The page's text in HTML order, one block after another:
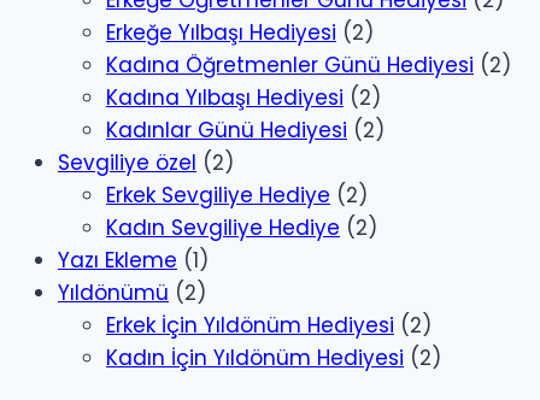
Erkeğe Yılbaşı Hediyesi (2)
Kadına Öğretmenler Günü Hediyesi (2)
Kadına Yılbaşı Hediyesi (2)
Kadınlar Günü Hediyesi (2)
Sevgiliye özel (2)
Erkek Sevgiliye Hediye (2)
Kadın Sevgiliye Hediye (2)
Yazı Ekleme (1)
Yıldönümü (2)
Erkek İçin Yıldönüm Hediyesi (2)
Kadın İçin Yıldönüm Hediyesi (2)